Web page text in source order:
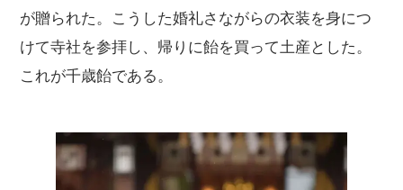
が贈られた。こうした婚礼さながらの衣装を身につ
けて寺社を参拝し、帰りに飴を買って土産とした。
これが千歳飴である。